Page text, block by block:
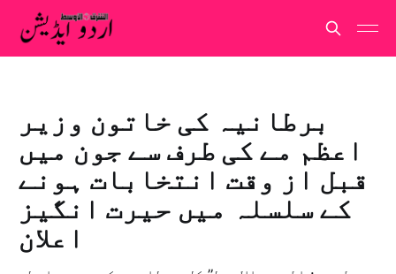
برطانیہ کی خاتون وزیر
اعظم مے کی طرف سے جون میں
قبل از وقت انتخابات ہونے
کے سلسلہ میں حیرت انگیز
اعلان